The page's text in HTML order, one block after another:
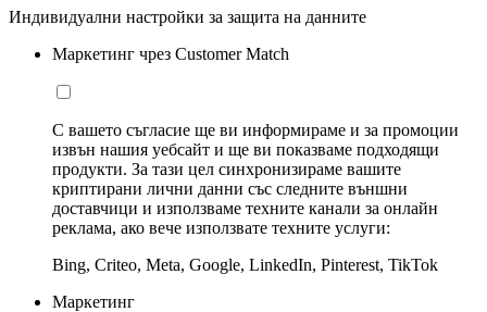
Индивидуални настройки за защита на данните
Маркетинг чрез Customer Match
С вашето съгласие ще ви информираме и за промоции
извън нашия уебсайт и ще ви показваме подходящи
продукти. За тази цел синхронизираме вашите
криптирани лични данни със следните външни
доставчици и използваме техните канали за онлайн
реклама, ако вече използвате техните услуги:
Bing, Criteo, Meta, Google, LinkedIn, Pinterest, TikTok
Маркетинг